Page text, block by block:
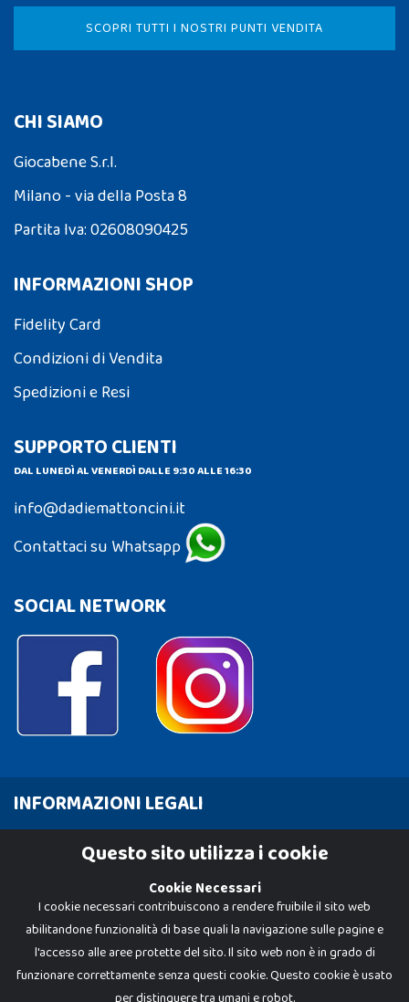
SCOPRI TUTTI I NOSTRI PUNTI VENDITA
CHI SIAMO
Giocabene S.r.l.
Milano - via della Posta 8
Partita Iva: 02608090425
INFORMAZIONI SHOP
Fidelity Card
Condizioni di Vendita
Spedizioni e Resi
SUPPORTO CLIENTI
DAL LUNEDÌ AL VENERDÌ DALLE 9:30 ALLE 16:30
info@dadiemattoncini.it
Contattaci su Whatsapp
SOCIAL NETWORK
INFORMAZIONI LEGALI
Cookie PolicyQuesto sito utilizza i cookie
Cookie Necessari
I cookie necessari contribuiscono a rendere fruibile il sito web
abilitandone funzionalità di base quali la navigazione sulle pagine e
l'accesso alle aree protette del sito. Il sito web non è in grado di
funzionare correttamente senza questi cookie. Questo cookie è usato